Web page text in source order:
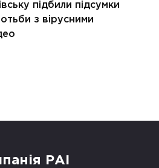
підбили підсумки
з вірусними
РАІ